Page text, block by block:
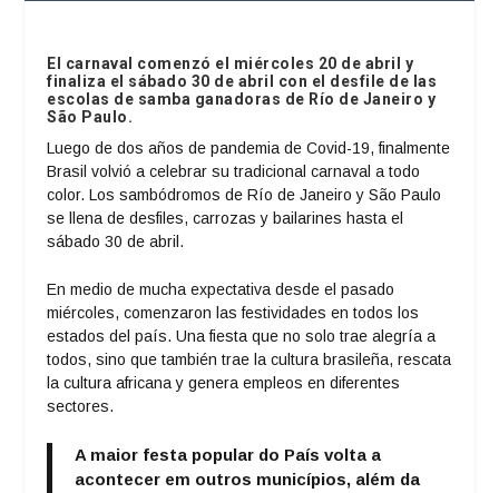
El carnaval comenzó el miércoles 20 de abril y
finaliza el sábado 30 de abril con el desfile de las
escolas de samba ganadoras de Río de Janeiro y
São Paulo.
Luego de dos años de pandemia de Covid-19, finalmente
Brasil volvió a celebrar su tradicional carnaval a todo
color. Los sambódromos de Río de Janeiro y São Paulo
se llena de desfiles, carrozas y bailarines hasta el
sábado 30 de abril.
En medio de mucha expectativa desde el pasado
miércoles, comenzaron las festividades en todos los
estados del país. Una fiesta que no solo trae alegría a
todos, sino que también trae la cultura brasileña, rescata
la cultura africana y genera empleos en diferentes
sectores.
A maior festa popular do País volta a
acontecer em outros municípios, além da